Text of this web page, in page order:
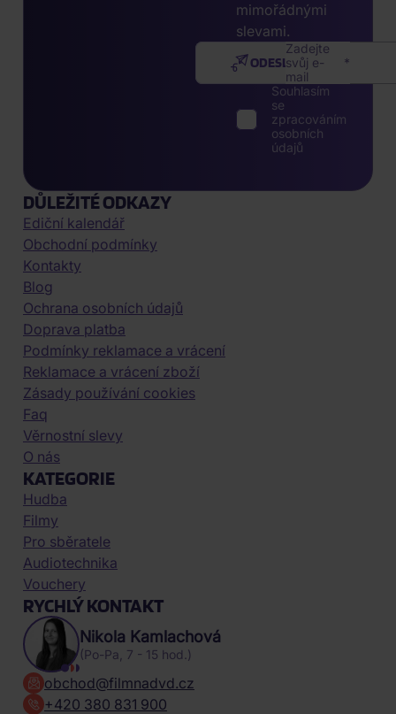
mimořádnými
slevami.
Zadejte
svůj e-
mail
ODESLAT
Souhlasím
se
zpracováním
osobních
údajů
DŮLEŽITÉ ODKAZY
Ediční kalendář
Obchodní podmínky
Kontakty
Blog
Ochrana osobních údajů
Doprava platba
Podmínky reklamace a vrácení
Reklamace a vrácení zboží
Zásady používání cookies
Faq
Věrnostní slevy
O nás
KATEGORIE
Hudba
Filmy
Pro sběratele
Audiotechnika
Vouchery
RYCHLÝ KONTAKT
Nikola Kamlachová
(Po-Pa, 7 - 15 hod.)
obchod@filmnadvd.cz
+420 380 831 900